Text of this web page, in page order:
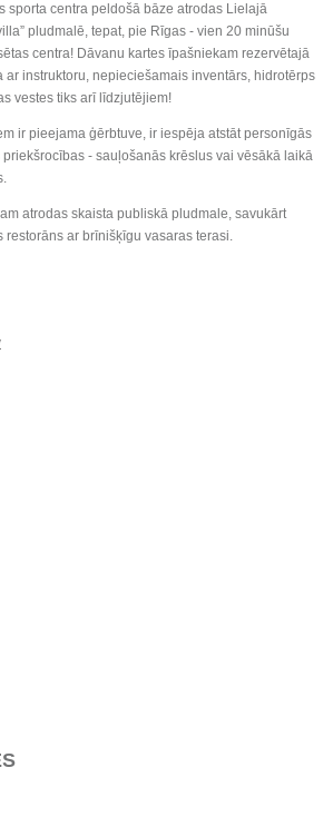
sporta centra peldošā bāze atrodas Lielajā
pludmalē, tepat, pie Rīgas - vien 20 minūšu
centra! Dāvanu kartes īpašniekam rezervētajā
ar instruktoru, nepieciešamais inventārs, hidrotērps
vestes tiks arī līdzjutējiem!
ir pieejama ģērbtuve, ir iespēja atstāt personīgās
- sauļošanās krēslus vai vēsākā laikā
atrodas skaista publiskā pludmale, savukārt
ar brīnišķīgu vasaras terasi.